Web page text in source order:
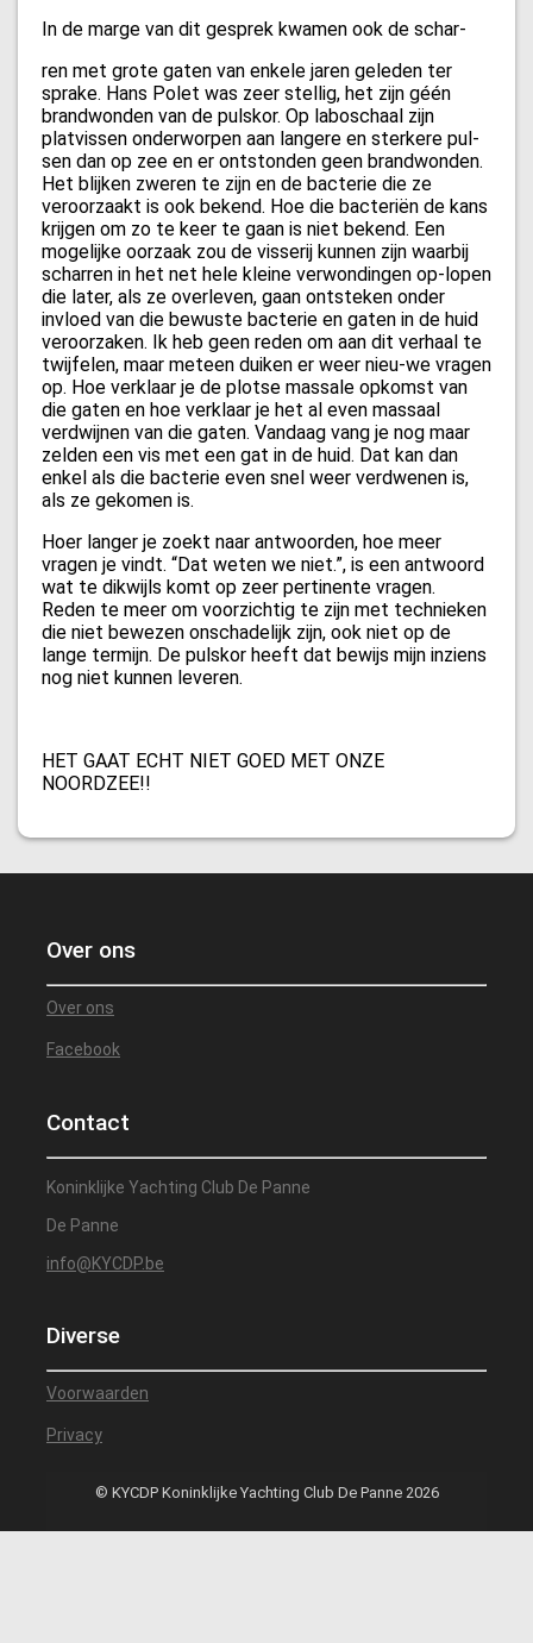
In de marge van dit gesprek kwamen ook de schar-
ren met grote gaten van enkele jaren geleden ter
sprake. Hans Polet was zeer stellig, het zijn géén
brandwonden van de pulskor. Op laboschaal zijn
platvissen onderworpen aan langere en sterkere pul-
sen dan op zee en er ontstonden geen brandwonden.
Het blijken zweren te zijn en de bacterie die ze
veroorzaakt is ook bekend. Hoe die bacteriën de kans
krijgen om zo te keer te gaan is niet bekend. Een
mogelijke oorzaak zou de visserij kunnen zijn waarbij
scharren in het net hele kleine verwondingen op-lopen
die later, als ze overleven, gaan ontsteken onder
invloed van die bewuste bacterie en gaten in de huid
veroorzaken. Ik heb geen reden om aan dit verhaal te
twijfelen, maar meteen duiken er weer nieu-we vragen
op. Hoe verklaar je de plotse massale opkomst van
die gaten en hoe verklaar je het al even massaal
verdwijnen van die gaten. Vandaag vang je nog maar
zelden een vis met een gat in de huid. Dat kan dan
enkel als die bacterie even snel weer verdwenen is,
als ze gekomen is.
Hoer langer je zoekt naar antwoorden, hoe meer
vragen je vindt. “Dat weten we niet.”, is een antwoord
wat te dikwijls komt op zeer pertinente vragen.
Reden te meer om voorzichtig te zijn met technieken
die niet bewezen onschadelijk zijn, ook niet op de
lange termijn. De pulskor heeft dat bewijs mijn inziens
nog niet kunnen leveren.
HET GAAT ECHT NIET GOED MET ONZE
NOORDZEE!!
Over ons
Over ons
Facebook
Contact
Koninklijke Yachting Club De Panne
De Panne
info@KYCDP.be
Diverse
Voorwaarden
Privacy
© KYCDP Koninklijke Yachting Club De Panne 2026